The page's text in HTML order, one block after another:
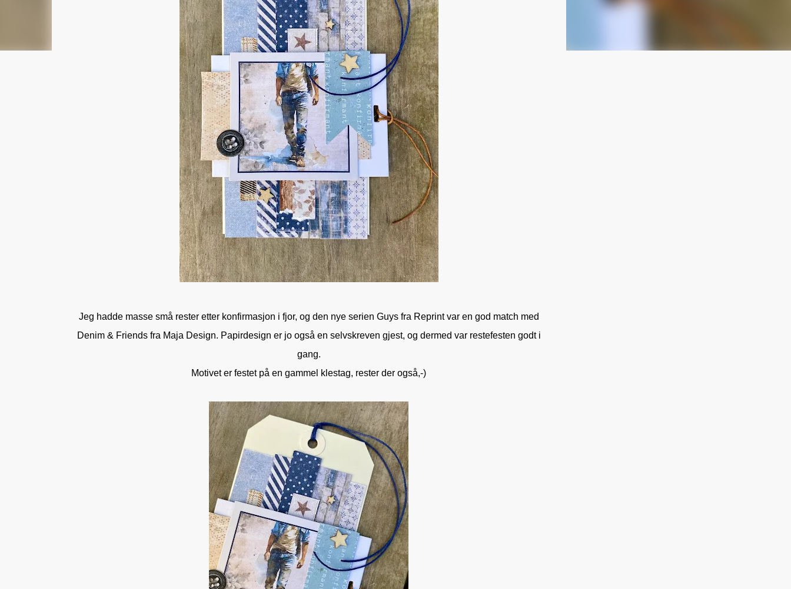
Jeg hadde masse små rester etter konfirmasjon i fjor, og den nye serien Guys fra Reprint var en god match med
Denim & Friends fra Maja Design. Papirdesign er jo også en selvskreven gjest, og dermed var restefesten godt i
gang.
Motivet er festet på en gammel klestag, rester der også,-)